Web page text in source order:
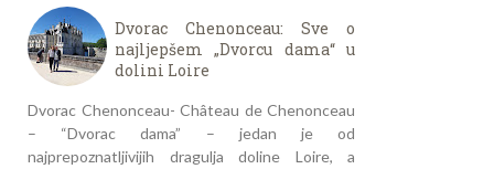
Dvorac Chenonceau: Sve o
najljepšem „Dvorcu dama“ u
dolini Loire
Dvorac Chenonceau- Château de Chenonceau
– “Dvorac dama” – jedan je od
najprepoznatljivijih dragulja doline Loire, a